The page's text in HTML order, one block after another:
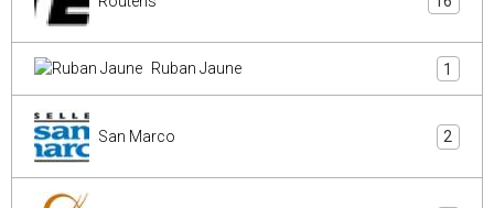
Ruban Jaune 1
San Marco 2